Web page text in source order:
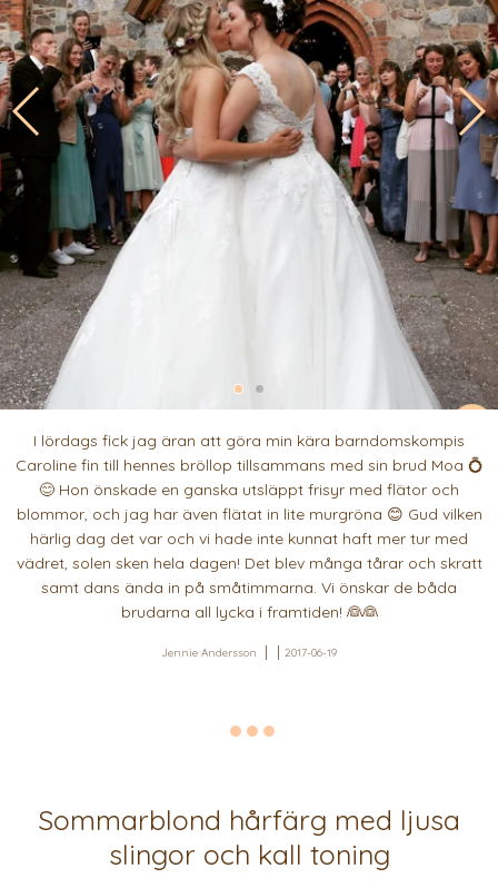
I lördags fick jag äran att göra min kära barndomskompis
Caroline fin till hennes bröllop tillsammans med sin brud Moa 💍
😊 Hon önskade en ganska utsläppt frisyr med flätor och
blommor, och jag har även flätat in lite murgröna 😊 Gud vilken
härlig dag det var och vi hade inte kunnat haft mer tur med
vädret, solen sken hela dagen! Det blev många tårar och skratt
samt dans ända in på småtimmarna. Vi önskar de båda
brudarna all lycka i framtiden! 👰👰
Jennie Andersson 2017-06-19
Sommarblond hårfärg med ljusa
slingor och kall toning